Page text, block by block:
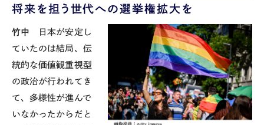
将来を担う世代への選挙権拡大を
竹中 日本が安定し
ていたのは結局、伝
統的な価値観重視型
の政治が行われてき
て、多様性が進んで
いなかったからだと